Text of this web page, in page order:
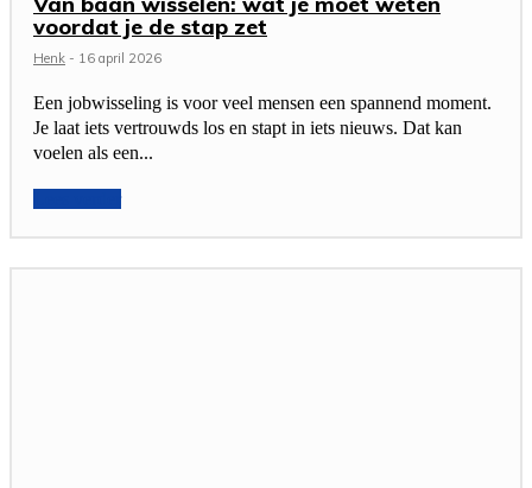
voordat je de stap zet
Henk - 16 april 2026
Een jobwisseling is voor veel mensen een spannend moment.
Je laat iets vertrouwds los en stapt in iets nieuws. Dat kan
voelen als een...